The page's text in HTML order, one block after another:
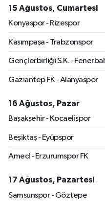
15 Ağustos, Cumartesi
Konyaspor - Rizespor
Kasımpaşa - Trabzonspor
Gençlerbirliği S.K. -
Gaziantep FK - Alanyaspor
16 Ağustos, Pazar
Başakşehir - Kocaelispor
Beşiktaş - Eyüpspor
Amed - Erzurumspor FK
17 Ağustos, Pazartesi
Samsunspor - Göztepe